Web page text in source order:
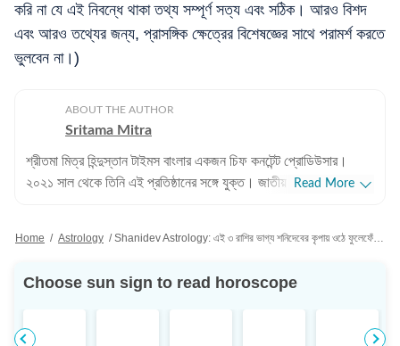
করি না যে এই নিবন্ধে থাকা তথ্য সম্পূর্ণ সত্য এবং সঠিক। আরও বিশদ
এবং আরও তথ্যের জন্য, প্রাসঙ্গিক ক্ষেত্রের বিশেষজ্ঞের সাথে পরামর্শ করতে
ভুলবেন না।)
ABOUT THE AUTHOR
Sritama Mitra
শ্রীতমা মিত্র হিন্দুস্তান টাইমস বাংলার একজন চিফ কনটেন্ট প্রোডিউসার।
২০২১ সাল থেকে তিনি এই প্রতিষ্ঠানের সঙ্গে যুক্ত। জাতীয় এবং আন্তর্জাতিক
আগ্রহ রয়েছে। পেশাদার জীবন: পেশাদার জীবনের শুরুতে শ্রীতমা আকাশবাণী,
নিউজ বাংলায় কপি এডিটর হিসেবে যোগদান করেন। পরবর্তীতে ওয়ানইন্ডিয়া-সহ
শিক্ষাগত যোগ্যতা: শ্রীতমা মিত্র ইংরেজিতে স্নাতক (বি.এ.) এবং বিশ্বভারতী
Read More
Home / Astrology / Shanidev Astrology: এই ৩ রাশির ভাগ্য শনিদেবের কৃপায় ওঠে ফুলেফেঁপে! দণ্ডনায়কের কৃপা পান কারা?
Choose sun sign to read horoscope